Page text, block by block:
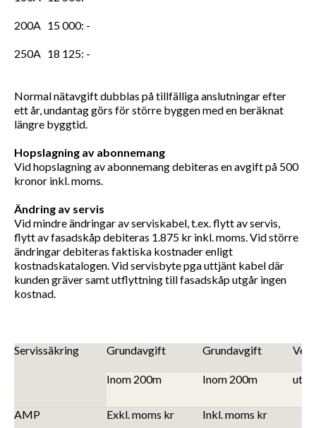
200A 15 000: -
250A 18 125: -
Normal nätavgift dubblas på tillfälliga anslutningar efter
ett år, undantag görs för större byggen med en beräknat
längre byggtid.
Hopslagning av abonnemang
Vid hopslagning av abonnemang debiteras en avgift på 500
kronor inkl. moms.
Ändring av servis
Vid mindre ändringar av serviskabel, t.ex. flytt av servis,
flytt av fasadskåp debiteras 1.875 kr inkl. moms. Vid större
ändringar debiteras faktiska kostnader enligt
kostnadskatalogen. Vid servisbyte pga uttjänt kabel där
kunden gräver samt utflyttning till fasadskåp utgår ingen
kostnad.
Servissäkring Grundavgift Grundavgift
Inom 200m Inom 200m
AMP Exkl. moms kr Inkl. moms kr